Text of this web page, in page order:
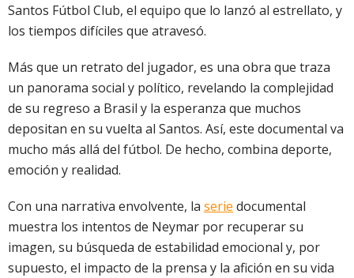
Santos Fútbol Club, el equipo que lo lanzó al estrellato, y
los tiempos difíciles que atravesó.
Más que un retrato del jugador, es una obra que traza
un panorama social y político, revelando la complejidad
de su regreso a Brasil y la esperanza que muchos
depositan en su vuelta al Santos. Así, este documental va
mucho más allá del fútbol. De hecho, combina deporte,
emoción y realidad.
Con una narrativa envolvente, la serie documental
muestra los intentos de Neymar por recuperar su
imagen, su búsqueda de estabilidad emocional y, por
supuesto, el impacto de la prensa y la afición en su vida